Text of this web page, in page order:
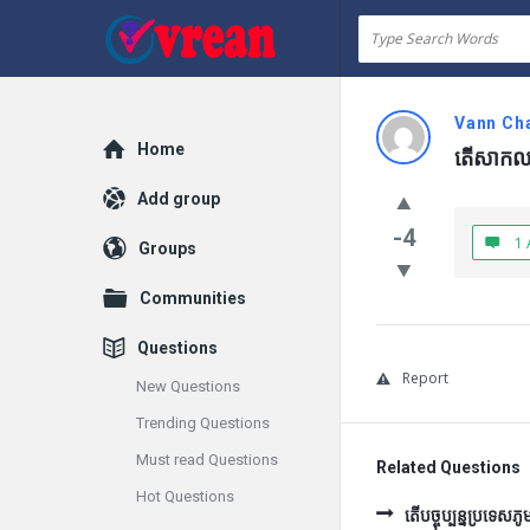
vrean.com
Vann
តើសាក
-4 1
Report
Related Questions
តើបច្ចុប្បន្នប្រទេស
Explore
Home
Add group
Groups
Communities
Questions
New Questions
Trending Questions
Must read Questions
Hot Questions